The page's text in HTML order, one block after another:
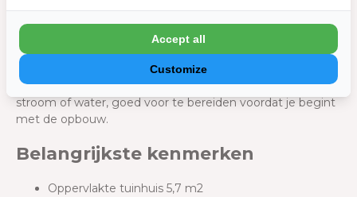
grond uitsteekt en 2 centimeter groter is dan de omtrek
van het tuinhuis. Hiermee voorkom je verzakkingen en
zorg je ervoor dat je tuinhuis jarenlang stevig blijft staan.
Vergeet niet om eventuele nutsvoorzieningen, zoals
stroom of water, goed voor te bereiden voordat je begint
met de opbouw.
Belangrijkste kenmerken
Oppervlakte tuinhuis 5,7 m2
Customize
Accept all